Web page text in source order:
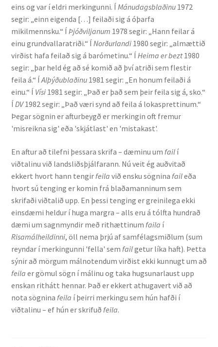
English
Administration
CV
Publications
Research
Teaching
eins og var í eldri merkingunni. Í Mánudagsblaðinu 1972
segir: „einn eigenda […] feilaði sig á óþarfa
mikilmennsku.“ Í Þjóðviljanum 1978 segir: „Hann feilar á
einu grundvallaratriði.“ Í Norðurlandi 1980 segir: „almættið
virðist hafa feilað sig á barómetinu.“ Í Heima er bezt1980
segir: „þar held ég að sé komið að því atriði sem flestir
feila á.“ ÍAlþýðublaðinu 1981 segir: „En honum feilaði á
einu.“ Í Vísi 1981 segir: „Það er það sem þeir feila sig á, sko.“
Í DV1982 segir: „Það væri synd að feila á lokasprettinum.“
Þegar sögnin er afturbeygð er merkingin oft fremur
'misreikna sig' eða 'skjátlast' en 'mistakast'.
En aftur að tilefni þessara skrifa – dæminu um fail í
viðtalinu við landsliðsþjálfarann. Nú veit ég auðvitað
ekkert hvort hann tengir feila við ensku sögnina faileða
hvort sú tenging er komin frá blaðamanninum sem
skrifaði viðtalið upp. En þessi tenging er greinilega ekki
einsdæmi heldur í huga margra – alls eru á tólfta hundrað
dæmi um sagnmyndir með rithættinum faila í
Risamálheildinni, öll nema þrjú af samfélagsmiðlum (sum
reyndar í merkingunni 'fella' sem failgetur líka haft). Þetta
sýnir að mörgum málnotendum virðist ekki kunnugt um að
feila er gömul sögn í málinu og taka hugsunarlaust upp
enskan rithátt hennar. Það er ekkert athugavert við að
nota sögnina feila í þeirri merkingu sem hún hafði í
viðtalinu – ef hún er skrifuð feila.